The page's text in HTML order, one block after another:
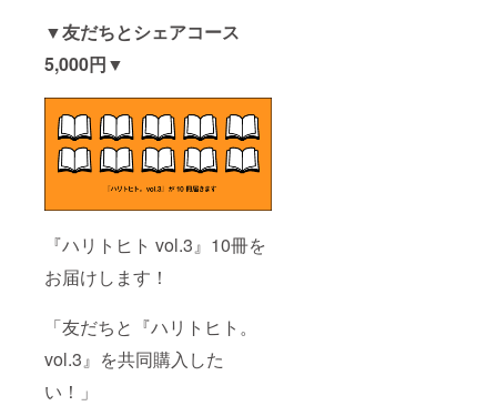
▼友だちとシェアコース
5,000円▼
『ハリトヒト vol.3』10冊を
お届けします！
「友だちと『ハリトヒト。
vol.3』を共同購入した
い！」